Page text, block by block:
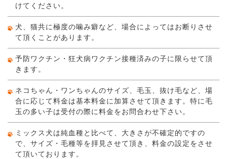
けてください。
犬、猫共に極度の噛み癖など、場合によってはお断りさせ
て頂くことがあります。
予防ワクチン・狂犬病ワクチン接種済みの子に限らせて頂
きます。
ネコちゃん・ワンちゃんのサイズ、毛玉、抜け毛など、場
合に応じて料金は基本料金に加算させて頂きます。特に毛
玉の多い子は受付の際に料金をお問合わせ下さい。
ミックス犬は純血種と比べて、大きさが不確定的ですの
で、サイズ・毛種等を拝見させて頂き、料金の設定をさせ
て頂いております。